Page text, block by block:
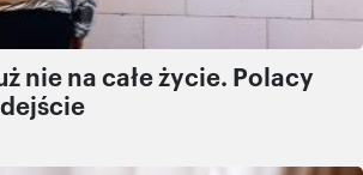
nie na całe życie. Polacy